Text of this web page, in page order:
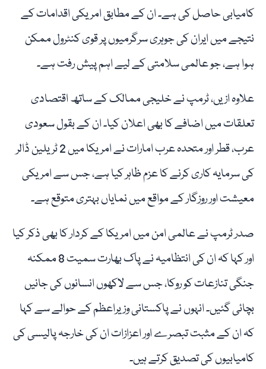
کامیابی حاصل کی ہے۔ ان کے مطابق امریکی اقدامات کے
نتیجے میں ایران کی جوہری سرگرمیوں پر قوی کنٹرول ممکن
ہوا ہے، جو عالمی سلامتی کے لیے اہم پیش رفت ہے۔
علاوہ ازیں، ٹرمپ نے خلیجی ممالک کے ساتھ اقتصادی
تعلقات میں اضافے کا بھی اعلان کیا۔ ان کے بقول سعودی
عرب، قطر اور متحدہ عرب امارات نے امریکا میں 2 ٹریلین ڈالر
کی سرمایہ کاری کرنے کا عزم ظاہر کیا ہے، جس سے امریکی
معیشت اور روزگار کے مواقع میں نمایاں بہتری متوقع ہے۔
صدر ٹرمپ نے عالمی امن میں امریکا کے کردار کا بھی ذکر کیا
اور کہا کہ ان کی انتظامیہ نے پاک بھارت سمیت 8 ممکنہ
جنگی تنازعات کو روکا، جس سے لاکھوں انسانوں کی جانیں
بچائی گئیں۔ انہوں نے پاکستانی وزیراعظم کے حوالے سے کہا
کہ ان کے مثبت تبصرے اور اعزازات ان کی خارجہ پالیسی کی
کامیابیوں کی تصدیق کرتے ہیں۔